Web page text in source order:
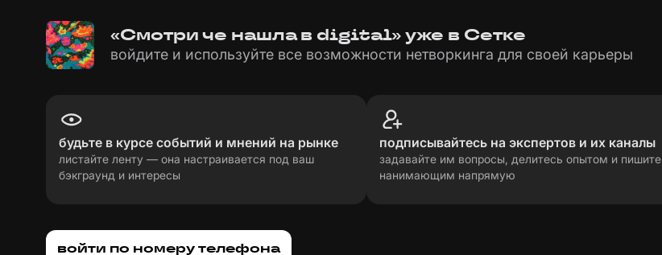
«Смотри че нашла в digital» уже в Сетке
войдите и используйте все возможности нетворкинга для своей карьеры
будьте в курсе событий и мнений на рынке
листайте ленту — она настраивается под ваш
бэкграунд и интересы
подписывайтесь на экспертов и их каналы
задавайте им вопросы, делитесь опытом и пишите
нанимающим напрямую
войти по номеру телефона